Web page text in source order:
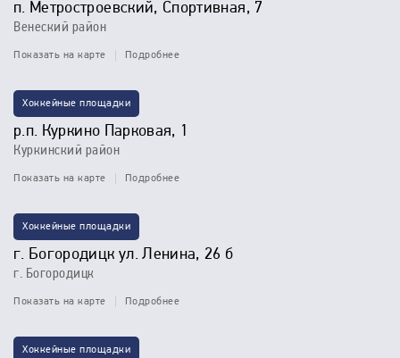
п. Метростроевский, Спортивная, 7
Венеский район
Показать на карте Подробнее
Хоккейные площадки
р.п. Куркино Парковая, 1
Куркинский район
Показать на карте Подробнее
Хоккейные площадки
г. Богородицк ул. Ленина, 26 б
г. Богородицк
Показать на карте Подробнее
Хоккейные площадки